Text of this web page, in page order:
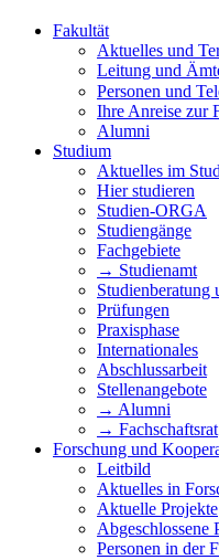
Fakultät
Aktuelles und
Leitung und
Personen und
Ihre Anreise zur
Alumni
Studium
Aktuelles im
Hier studieren
Studien-ORGA
Studiengänge
Fachgebiete
→ Studienamt
Studienberatung
Prüfungen
Praxisphase
Internationales
Abschlussarbeit
Stellenangebote
→ Alumni
→ Fachschaftsrat
Forschung und
Leitbild
Aktuelles in
Aktuelle Projekte
Abgeschlossene
Personen in der